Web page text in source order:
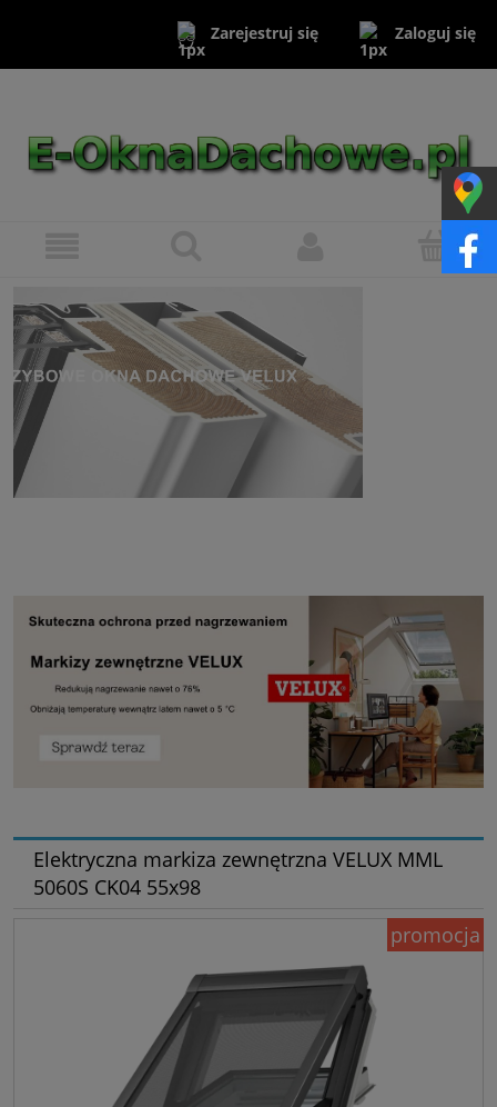
Zarejestruj się Zaloguj się
Elektryczna markiza zewnętrzna VELUX MML
5060S CK04 55x98
promocja